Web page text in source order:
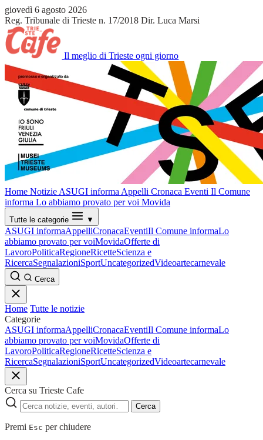
giovedì 6 agosto 2026
Reg. Tribunale di Trieste n. 17/2018 Dir. Luca Marsi
Il meglio di Trieste ogni giorno
Home Notizie ASUGI informa Appelli Cronaca Eventi Il Comune
informa Lo abbiamo provato per voi Movida
Tutte le categorie ▼
ASUGI informaAppelliCronacaEventiIl Comune informaLo
abbiamo provato per voiMovidaOfferte di
LavoroPoliticaRegioneRicetteScienza e
RicercaSegnalazioniSportUncategorizedVideoartecarnevale
Cerca
Home Tutte le notizie
Categorie
ASUGI informaAppelliCronacaEventiIl Comune informaLo
abbiamo provato per voiMovidaOfferte di
LavoroPoliticaRegioneRicetteScienza e
RicercaSegnalazioniSportUncategorizedVideoartecarnevale
Cerca su Trieste Cafe
Cerca
Premi Esc per chiudere